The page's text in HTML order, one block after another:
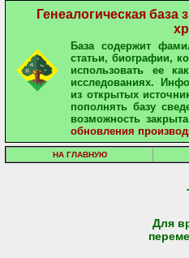
Генеалогическая
База содержит
статьи, биографии,
использовать ее
исследованиях.
из открытых
пополнять базу
возможность
обновления
НА ГЛАВНУЮ
Для